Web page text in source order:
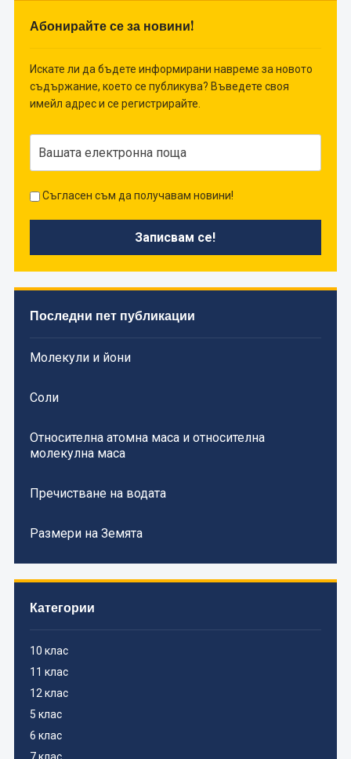
Абонирайте се за новини!
Искате ли да бъдете информирани навреме за новото
съдържание, което се публикува? Въведете своя
имейл адрес и се регистрирайте.
Съгласен съм да получавам новини!
Последни пет публикации
Молекули и йони
Соли
Относителна атомна маса и относителна
молекулна маса
Пречистване на водата
Размери на Земята
Категории
10 клас
11 клас
12 клас
5 клас
6 клас